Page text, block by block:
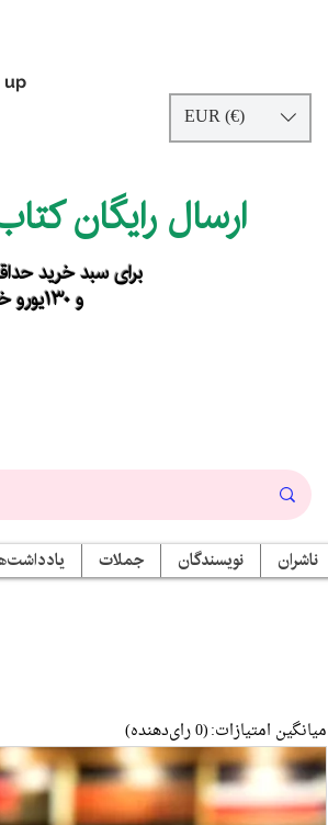
up
EUR (€)
ارسال رایگان
برای سبد خرید حداقل ۹۰ یورو برای
و ۱۳۰یورو خارج از اروپا
ناشران نویسندگان جملات
میانگین امتیازات:(0 رای‌دهنده)